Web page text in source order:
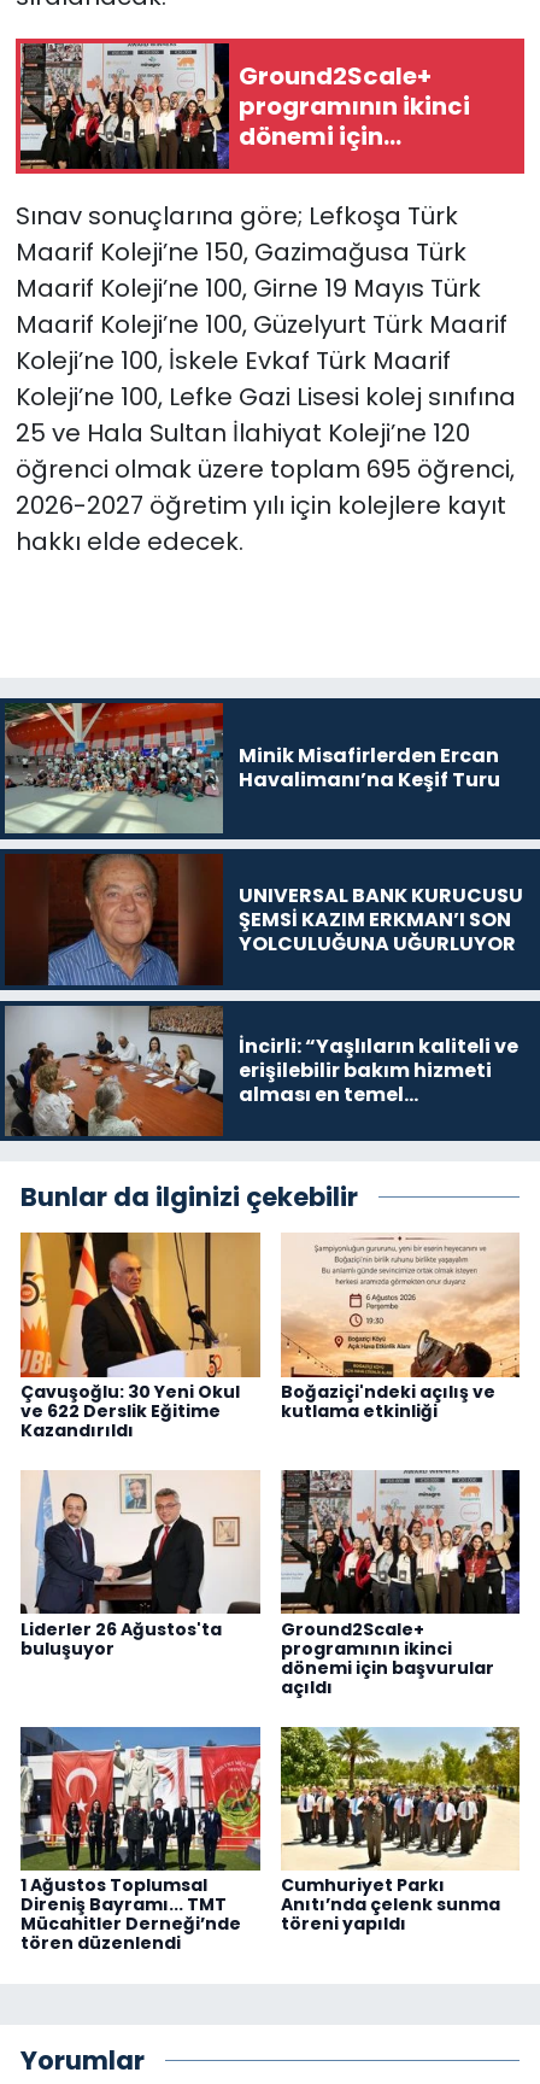
Ground2Scale+
programının ikinci
dönemi için
başvurular açıldı
Sınav sonuçlarına göre; Lefkoşa Türk
Maarif Koleji’ne 150, Gazimağusa Türk
Maarif Koleji’ne 100, Girne 19 Mayıs Türk
Maarif Koleji’ne 100, Güzelyurt Türk Maarif
Koleji’ne 100, İskele Evkaf Türk Maarif
Koleji’ne 100, Lefke Gazi Lisesi kolej sınıfına
25 ve Hala Sultan İlahiyat Koleji’ne 120
öğrenci olmak üzere toplam 695 öğrenci,
2026-2027 öğretim yılı için kolejlere kayıt
hakkı elde edecek.
Minik Misafirlerden Ercan
Havalimanı’na Keşif Turu
UNIVERSAL BANK KURUCUSU
ŞEMSİ KAZIM ERKMAN’I SON
YOLCULUĞUNA UĞURLUYOR
İncirli: “Yaşlıların kaliteli ve
erişilebilir bakım hizmeti
alması en temel
Bunlar da ilginizi çekebilir
Çavuşoğlu: 30 Yeni Okul
ve 622 Derslik Eğitime
Kazandırıldı
Boğaziçi'ndeki açılış ve
kutlama etkinliği
Liderler 26 Ağustos'ta
buluşuyor
Ground2Scale+
programının ikinci
dönemi için başvurular
açıldı
1 Ağustos Toplumsal
Direniş Bayramı... TMT
Mücahitler Derneği’nde
tören düzenlendi
Cumhuriyet Parkı
Anıtı’nda çelenk sunma
töreni yapıldı
Yorumlar